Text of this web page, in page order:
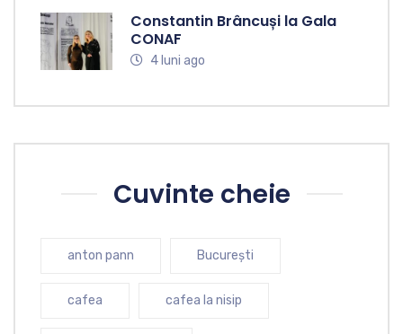
Constantin Brâncuși la Gala
CONAF
4 luni ago
Cuvinte cheie
anton pann București
cafea cafea la nisip